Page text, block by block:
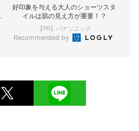
好印象を与える大人のショーツスタ
イルは肌の見え方が重要！？
【PR】パナソニック
Recommended by